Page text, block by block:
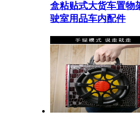
盒粘贴式大货车置物
驶室用品车内配件